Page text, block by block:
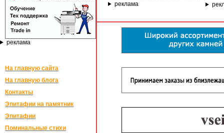
реклама
На главную сайта
На главную блога
Контакты
Эпитафии на памятник
Эпитафии
Поминальные стихи
реклама